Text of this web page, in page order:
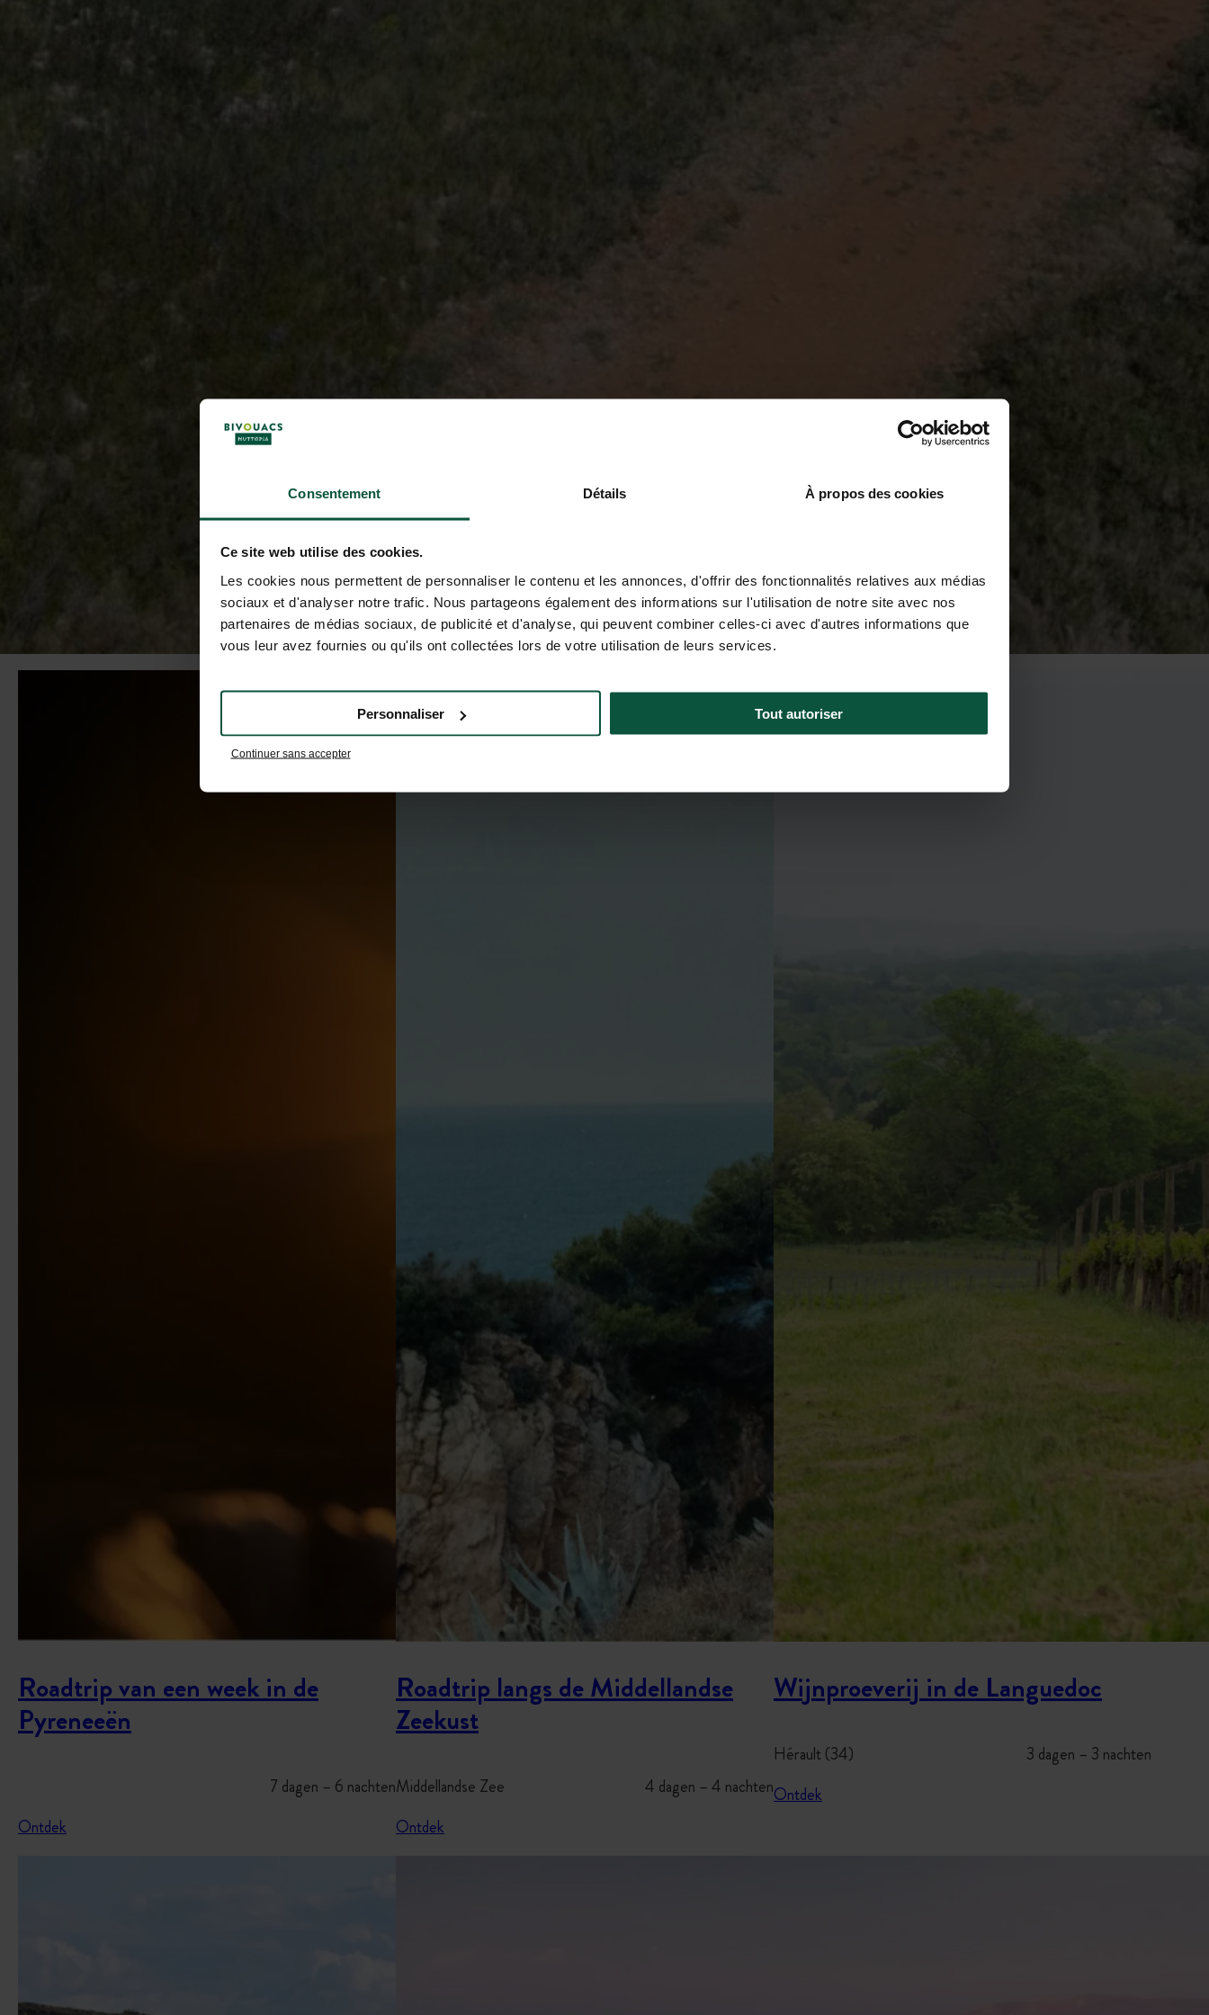
Consentement Détails À propos des cookies
Ce site web utilise des cookies.
Les cookies nous permettent de personnaliser le contenu et les annonces, d'offrir des fonctionnalités relatives aux médias
sociaux et d'analyser notre trafic. Nous partageons également des informations sur l'utilisation de notre site avec nos
partenaires de médias sociaux, de publicité et d'analyse, qui peuvent combiner celles-ci avec d'autres informations que
vous leur avez fournies ou qu'ils ont collectées lors de votre utilisation de leurs services.
Continuer sans accepter
Personnaliser Tout autoriser
Roadtrip van een week in de
Pyreneeën
7 dagen – 6 nachten
Ontdek
Roadtrip langs de Middellandse
Zeekust
Middellandse Zee
4 dagen – 4 nachten
Ontdek
Wijnproeverij in de Languedoc
Hérault (34)
3 dagen – 3 nachten
Ontdek